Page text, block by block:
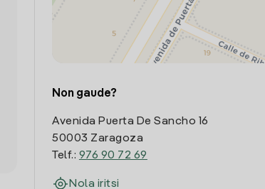
Non gaude?
Avenida Puerta De Sancho 16
50003 Zaragoza
Telf.: 976 90 72 69
Nola iritsi